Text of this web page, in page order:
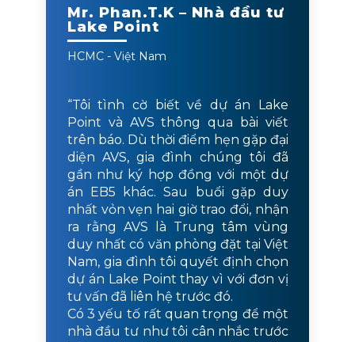
Mr. Phan.T.K – Nhà đầu tư
Lake Point
HCMC - Việt Nam
“Tôi tình cờ biết về dự án Lake
Point và AVS thông qua bài viết
trên báo. Dù thời điểm hẹn gặp đại
diện AVS, gia đình chúng tôi đã
gần như ký hợp đồng với một dự
án EB5 khác. Sau buổi gặp duy
nhất vỏn vẹn hai giờ trao đổi, nhận
ra rằng AVS là Trung tâm vùng
duy nhất có văn phòng đặt tại Việt
Nam, gia đình tôi quyết định chọn
dự án Lake Point thay vì với đơn vị
tư vấn đã liên hệ trước đó.
Có 3 yếu tố rất quan trọng để một
nhà đầu tư như tôi cân nhắc trước